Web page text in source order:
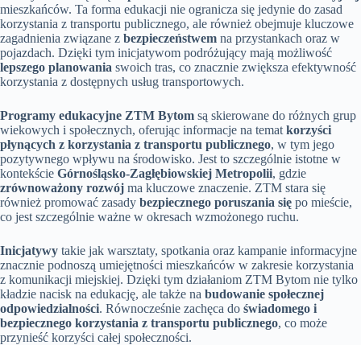
mieszkańców. Ta forma edukacji nie ogranicza się jedynie do zasad
korzystania z transportu publicznego, ale również obejmuje kluczowe
zagadnienia związane z bezpieczeństwem na przystankach oraz w
pojazdach. Dzięki tym inicjatywom podróżujący mają możliwość
lepszego planowania swoich tras, co znacznie zwiększa efektywność
korzystania z dostępnych usług transportowych.
Programy edukacyjne ZTM Bytom są skierowane do różnych grup
wiekowych i społecznych, oferując informacje na temat korzyści
płynących z korzystania z transportu publicznego, w tym jego
pozytywnego wpływu na środowisko. Jest to szczególnie istotne w
kontekście Górnośląsko-Zagłębiowskiej Metropolii, gdzie
zrównoważony rozwój ma kluczowe znaczenie. ZTM stara się
również promować zasady bezpiecznego poruszania się po mieście,
co jest szczególnie ważne w okresach wzmożonego ruchu.
Inicjatywy takie jak warsztaty, spotkania oraz kampanie informacyjne
znacznie podnoszą umiejętności mieszkańców w zakresie korzystania
z komunikacji miejskiej. Dzięki tym działaniom ZTM Bytom nie tylko
kładzie nacisk na edukację, ale także na budowanie społecznej
odpowiedzialności. Równocześnie zachęca do świadomego i
bezpiecznego korzystania z transportu publicznego, co może
przynieść korzyści całej społeczności.